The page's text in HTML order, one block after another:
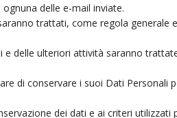
delle e-mail inviate.
trattati, come regola
delle ulteriori attività saranno
di conservare i suoi Dati
dei dati e ai criteri